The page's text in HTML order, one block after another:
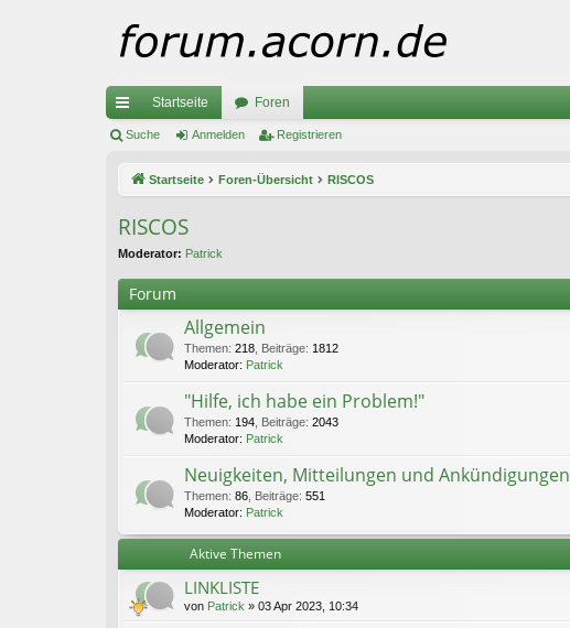
ch
ug
Startseite Foren
Suche Anmelden Registrieren
Startseite Foren-Übersicht RISCOS
RISCOS
Moderator: Patrick
Forum
Allgemein
Themen: 218, Beiträge: 1812
Moderator: Patrick
"Hilfe, ich habe ein Problem!"
Themen: 194, Beiträge: 2043
Moderator: Patrick
Neuigkeiten, Mitteilungen und Ankündigungen
Themen: 86, Beiträge: 551
Moderator: Patrick
Aktive Themen
LINKLISTE
von Patrick » 03 Apr 2023, 10:34